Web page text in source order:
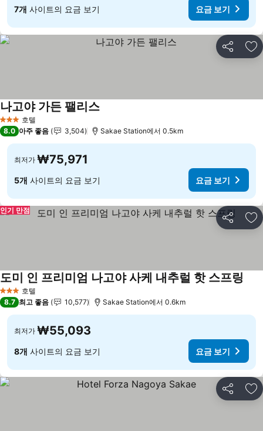
7개 사이트의 요금 보기 요금 보기
공유 즐
3 성급 호텔
나고야 가든 팰리스요금 보기
8.0 아주 좋음 3,504 Sakae Station에서 0.5km
최저가 ₩75,971
5개 사이트의 요금 보기 요금 보기
공유 즐
인기 만점
3 성급 호텔
도미 인 프리미엄 나고야 사케 내추럴 핫 스프링
8.7 최고 좋음 10,577 Sakae Station에서 0.6km
최저가 ₩55,093
8개 사이트의 요금 보기 요금 보기
공유 즐